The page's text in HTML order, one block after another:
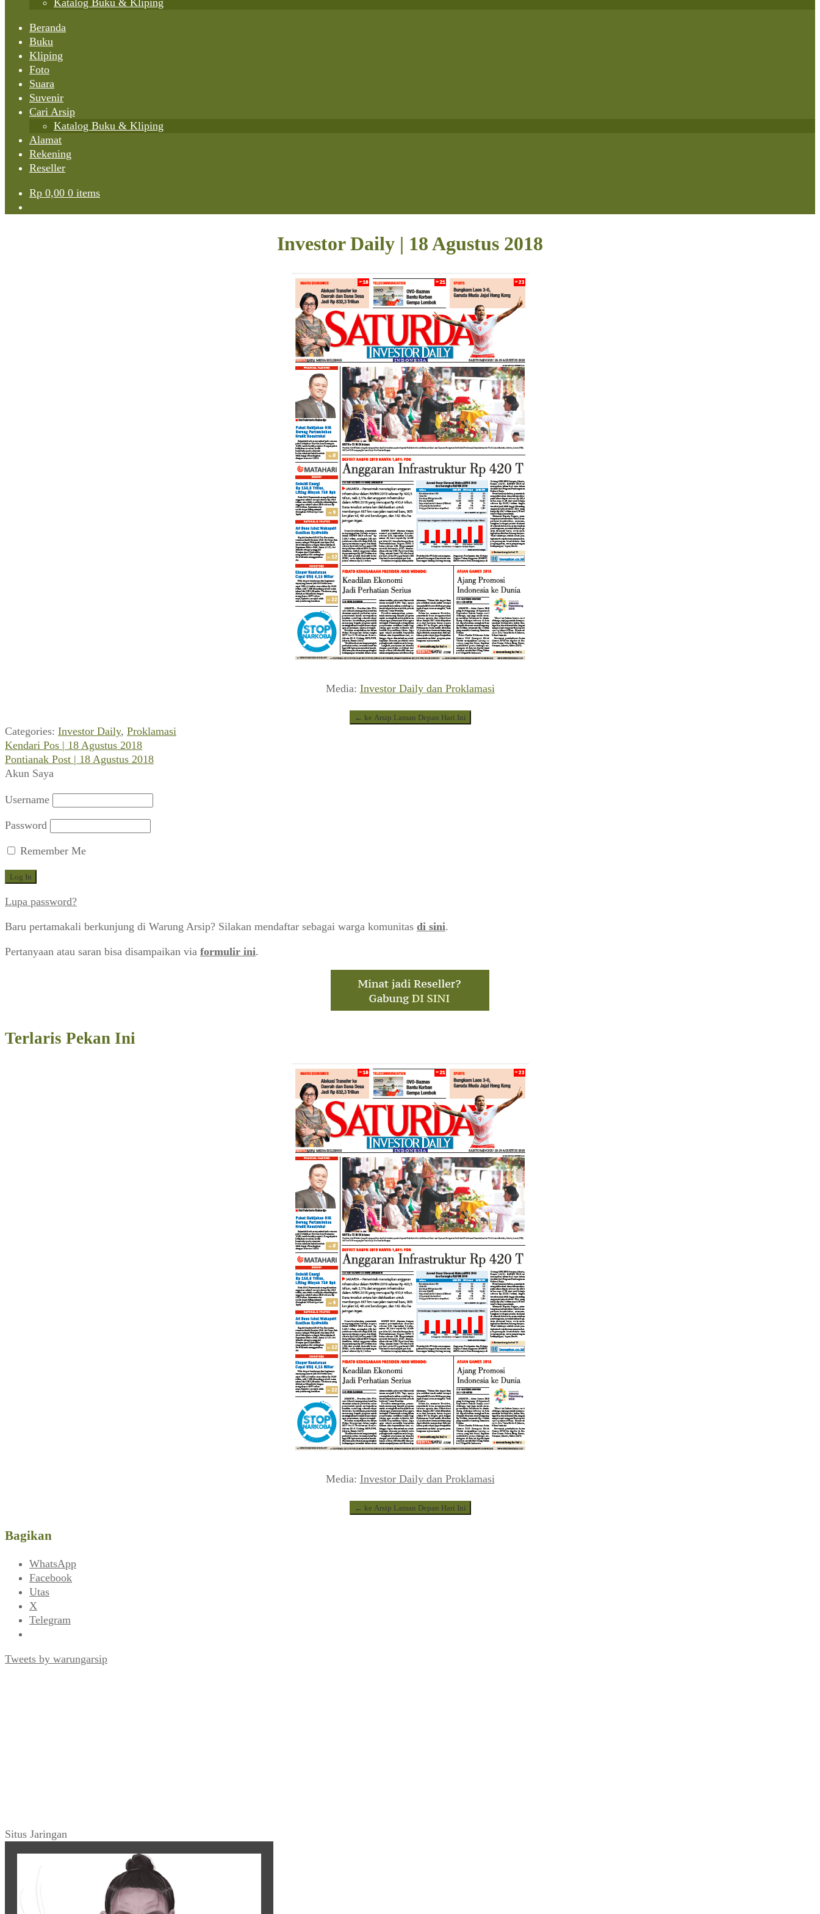
Katalog Buku & Kliping
Beranda
Buku
Kliping
Foto
Suara
Suvenir
Cari Arsip
Katalog Buku & Kliping
Alamat
Rekening
Reseller
Rp 0,00 0 items
Investor Daily | 18 Agustus 2018
Media: Investor Daily dan Proklamasi
← ke Arsip Laman Depan Hari Ini
Categories: Investor Daily, Proklamasi
Navigasi
pos
Previous
post:
Kendari Pos | 18 Agustus 2018
Next
post:
Pontianak Post | 18 Agustus 2018
Akun Saya
Username
Password
Remember Me
Lupa password?
Baru pertamakali berkunjung di Warung Arsip? Silakan mendaftar sebagai warga komunitas di sini.
Pertanyaan atau saran bisa disampaikan via formulir ini.
Terlaris Pekan Ini
Media: Investor Daily dan Proklamasi
← ke Arsip Laman Depan Hari Ini
Bagikan
WhatsApp
Facebook
Utas
X
Telegram
Tweets by warungarsip
Situs Jaringan